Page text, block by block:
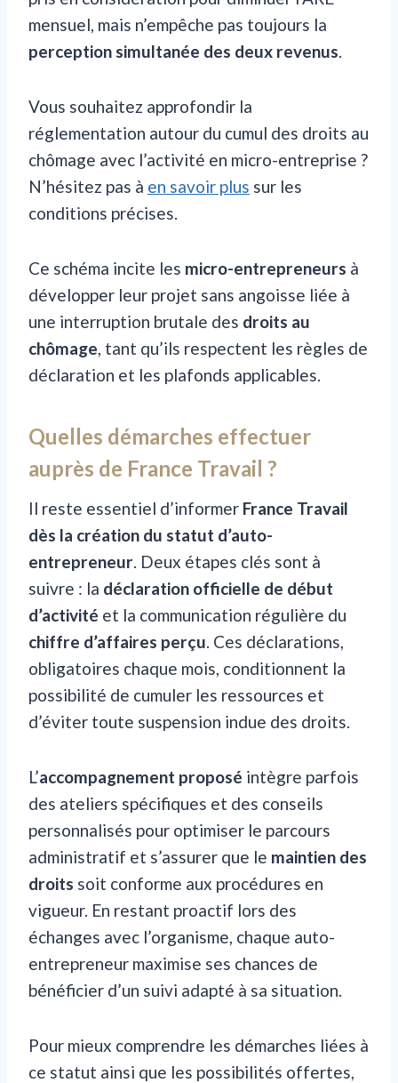
mensuel, mais n’empêche pas toujours la
perception simultanée des deux revenus.
Vous souhaitez approfondir la
réglementation autour du cumul des droits au
chômage avec l’activité en micro-entreprise ?
N’hésitez pas à en savoir plus sur les
conditions précises.
Ce schéma incite les micro-entrepreneurs à
développer leur projet sans angoisse liée à
une interruption brutale des droits au
chômage, tant qu’ils respectent les règles de
déclaration et les plafonds applicables.
Quelles démarches effectuer
auprès de France Travail ?
Il reste essentiel d’informer France Travail
dès la création du statut d’auto-
entrepreneur. Deux étapes clés sont à
suivre : la déclaration officielle de début
d’activité et la communication régulière du
chiffre d’affaires perçu. Ces déclarations,
obligatoires chaque mois, conditionnent la
possibilité de cumuler les ressources et
d’éviter toute suspension indue des droits.
L’accompagnement proposé intègre parfois
des ateliers spécifiques et des conseils
personnalisés pour optimiser le parcours
administratif et s’assurer que le maintien des
droits soit conforme aux procédures en
vigueur. En restant proactif lors des
échanges avec l’organisme, chaque auto-
entrepreneur maximise ses chances de
bénéficier d’un suivi adapté à sa situation.
Pour mieux comprendre les démarches liées à
ce statut ainsi que les possibilités offertes,